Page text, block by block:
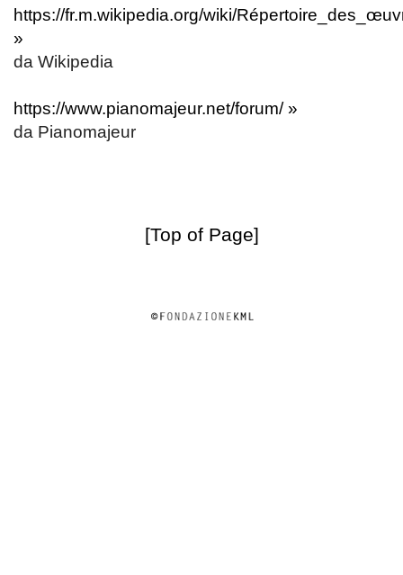
https://fr.m.wikipedia.org/wiki/
»
da Wikipedia
https://www.pianomajeur.net/forum/ »
da Pianomajeur
[Top of Page]